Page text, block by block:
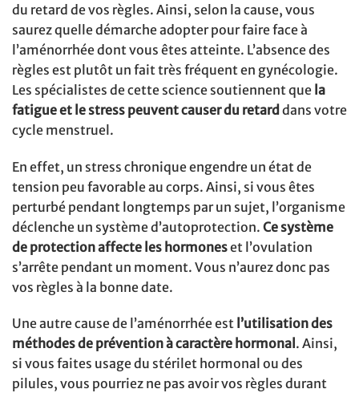
du retard de vos règles. Ainsi, selon la cause, vous
saurez quelle démarche adopter pour faire face à
l’aménorrhée dont vous êtes atteinte. L’absence des
règles est plutôt un fait très fréquent en gynécologie.
Les spécialistes de cette science soutiennent que la
fatigue et le stress peuvent causer du retard dans votre
cycle menstruel.
En effet, un stress chronique engendre un état de
tension peu favorable au corps. Ainsi, si vous êtes
perturbé pendant longtemps par un sujet, l’organisme
déclenche un système d’autoprotection. Ce système
de protection affecte les hormoneset l’ovulation
s’arrête pendant un moment. Vous n’aurez donc pas
vos règles à la bonne date.
Une autre cause de l’aménorrhée est l’utilisation des
méthodes de prévention à caractère hormonal . Ainsi,
si vous faites usage du stérilet hormonal ou des
pilules, vous pourriez ne pas avoir vos règles durant